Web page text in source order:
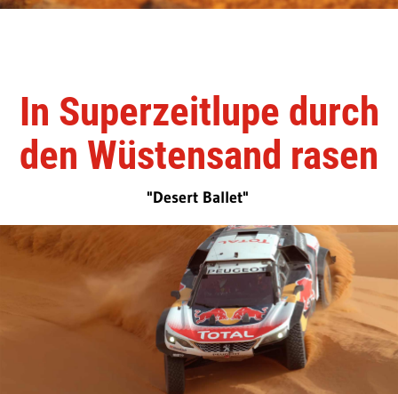
In Superzeitlupe durch
den Wüstensand rasen
"Desert Ballet"